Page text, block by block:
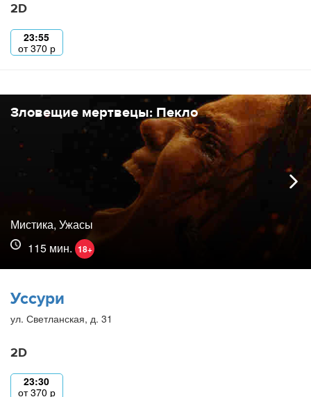
2D
23:55
от370 р
Зловещие мертвецы: Пекло
Мистика, Ужасы
115 мин. 18+
Уссури
ул. Светланская, д. 31
2D
23:30
от370 р